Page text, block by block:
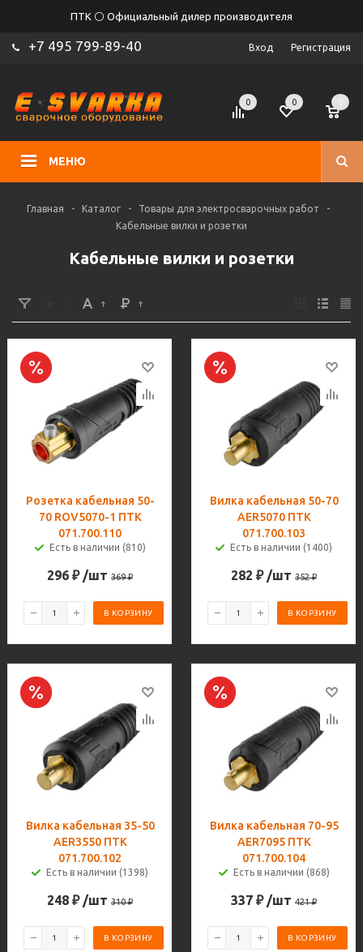
ПТК ⚪ Официальный дилер производителя
+7 495 799-89-40 Вход Регистрация
МЕНЮ
0 0
Главная - Каталог - Товары для электросварочных работ
-
Кабельные вилки и розетки
Кабельные вилки и розетки
Розетка кабельная 50-
70 ROV5070-1 ПТК
071.700.110
Есть в наличии (810)
296 ₽ /шт 369₽
В КОРЗИНУ
Вилка кабельная 50-70
AER5070 ПТК
071.700.103
Есть в наличии (1400)
282 ₽ /шт 352₽
В КОРЗИНУ
Вилка кабельная 35-50
AER3550 ПТК
071.700.102
Есть в наличии (1398)
248 ₽ /шт 310₽
В КОРЗИНУ
Вилка кабельная 70-95
AER7095 ПТК
071.700.104
Есть в наличии (868)
337 ₽ /шт 421₽
В КОРЗИНУ